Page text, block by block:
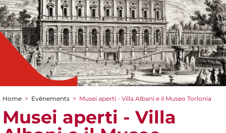
You are here
Home > Evénements > Musei aperti - Villa Albani e il Museo Torlonia
Musei aperti - Villa